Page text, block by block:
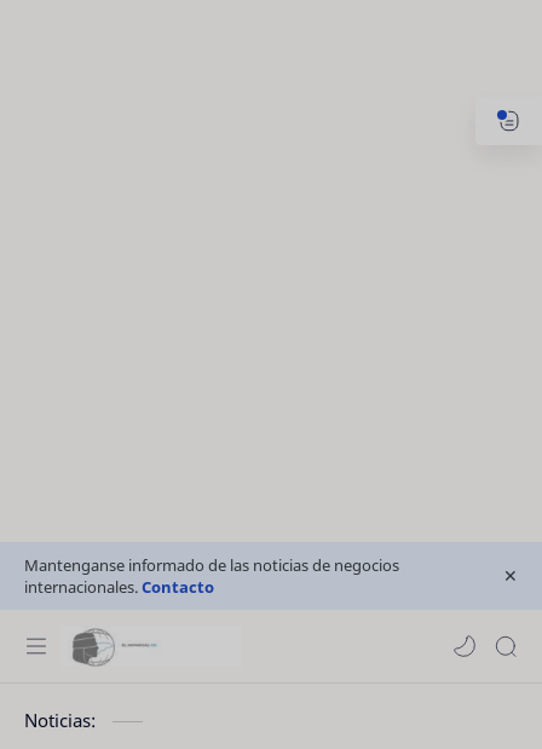
Mantenganse informado de las noticias de negocios
internacionales.Contacto
Noticias: